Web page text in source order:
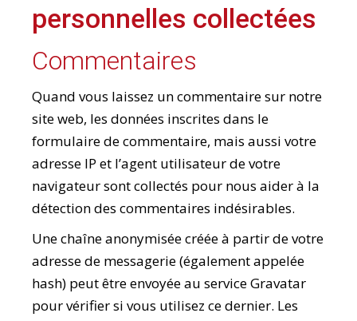
personnelles collectées
Commentaires
Quand vous laissez un commentaire sur notre
site web, les données inscrites dans le
formulaire de commentaire, mais aussi votre
adresse IP et l’agent utilisateur de votre
navigateur sont collectés pour nous aider à la
détection des commentaires indésirables.
Une chaîne anonymisée créée à partir de votre
adresse de messagerie (également appelée
hash) peut être envoyée au service Gravatar
pour vérifier si vous utilisez ce dernier. Les